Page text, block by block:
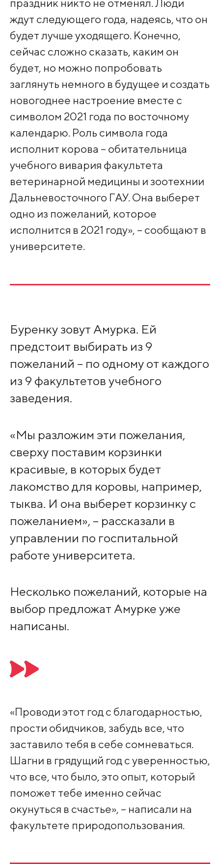
праздник никто не отменял. Люди
ждут следующего года, надеясь, что он
будет лучше уходящего. Конечно,
сейчас сложно сказать, каким он
будет, но можно попробовать
заглянуть немного в будущее и создать
новогоднее настроение вместе с
символом 2021 года по восточному
календарю. Роль символа года
исполнит корова – обитательница
учебного вивария факультета
ветеринарной медицины и зоотехнии
Дальневосточного ГАУ. Она выберет
одно из пожеланий, которое
исполнится в 2021 году», – сообщают в
университете.
Буренку зовут Амурка. Ей
предстоит выбирать из 9
пожеланий – по одному от каждого
из 9 факультетов учебного
заведения.
«Мы разложим эти пожелания,
сверху поставим корзинки
красивые, в которых будет
лакомство для коровы, например,
тыква. И она выберет корзинку с
пожеланием», – рассказали в
управлении по госпитальной
работе университета.
Несколько пожеланий, которые на
выбор предложат Амурке уже
написаны.
«Проводи этот год с благодарностью,
прости обидчиков, забудь все, что
заставило тебя в себе сомневаться.
Шагни в грядущий год с уверенностью,
что все, что было, это опыт, который
поможет тебе именно сейчас
окунуться в счастье», – написали на
факультете природопользования.